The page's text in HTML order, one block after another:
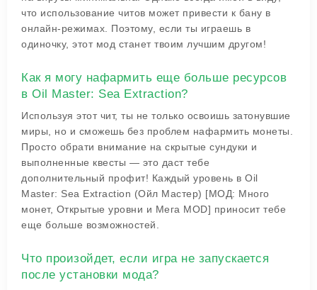
что использование читов может привести к бану в
онлайн-режимах. Поэтому, если ты играешь в
одиночку, этот мод станет твоим лучшим другом!
Как я могу нафармить еще больше ресурсов
в Oil Master: Sea Extraction?
Используя этот чит, ты не только освоишь затонувшие
миры, но и сможешь без проблем нафармить монеты.
Просто обрати внимание на скрытые сундуки и
выполненные квесты — это даст тебе
дополнительный профит! Каждый уровень в Oil
Master: Sea Extraction (Ойл Мастер) [МОД: Много
монет, Открытые уровни и Мега MOD] приносит тебе
еще больше возможностей.
Что произойдет, если игра не запускается
после установки мода?